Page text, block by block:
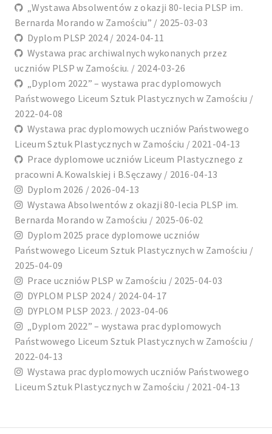
„Wystawa Absolwentów z okazji 80-lecia PLSP im.
Bernarda Morando w Zamościu” / 2025-03-03
Dyplom PLSP 2024 / 2024-04-11
Wystawa prac archiwalnych wykonanych przez
uczniów PLSP w Zamościu. / 2024-03-26
„Dyplom 2022” – wystawa prac dyplomowych
Państwowego Liceum Sztuk Plastycznych w Zamościu /
2022-04-08
Wystawa prac dyplomowych uczniów Państwowego
Liceum Sztuk Plastycznych w Zamościu / 2021-04-13
Prace dyplomowe uczniów Liceum Plastycznego z
pracowni A.Kowalskiej i B.Sęczawy / 2016-04-13
Dyplom 2026 / 2026-04-13
Wystawa Absolwentów z okazji 80-lecia PLSP im.
Bernarda Morando w Zamościu / 2025-06-02
Dyplom 2025 prace dyplomowe uczniów
Państwowego Liceum Sztuk Plastycznych w Zamościu /
2025-04-09
Prace uczniów PLSP w Zamościu / 2025-04-03
DYPLOM PLSP 2024 / 2024-04-17
DYPLOM PLSP 2023. / 2023-04-06
„Dyplom 2022” – wystawa prac dyplomowych
Państwowego Liceum Sztuk Plastycznych w Zamościu /
2022-04-13
Wystawa prac dyplomowych uczniów Państwowego
Liceum Sztuk Plastycznych w Zamościu / 2021-04-13